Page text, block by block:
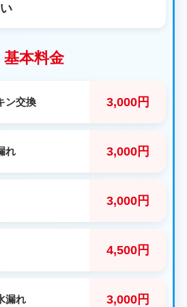
基本料金
ン交換 3,000円
れ 3,000円
3,000円
4,500円
漏れ 3,000円